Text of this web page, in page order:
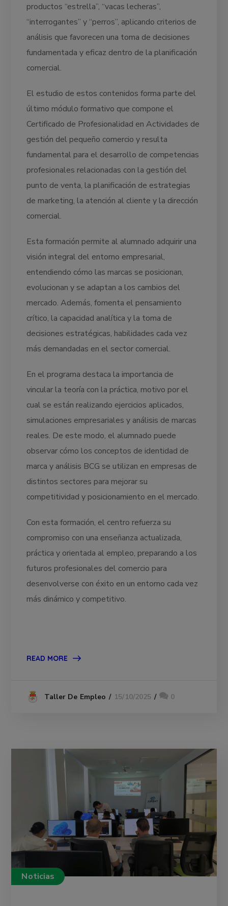
productos “estrella”, “vacas lecheras”,
“interrogantes” y “perros”, aplicando criterios de
análisis que favorecen una toma de decisiones
fundamentada y eficaz dentro de la planificación
comercial.
El estudio de estos contenidos forma parte del
último módulo formativo que compone el
Certificado de Profesionalidad en Actividades de
gestión del pequeño comercio y resulta
fundamental para el desarrollo de competencias
profesionales relacionadas con la gestión del
punto de venta, la planificación de estrategias
de marketing, la atención al cliente y la dirección
comercial.
Esta formación permite al alumnado adquirir una
visión integral del entorno empresarial,
entendiendo cómo las marcas se posicionan,
evolucionan y se adaptan a los cambios del
mercado. Además, fomenta el pensamiento
crítico, la capacidad analítica y la toma de
decisiones estratégicas, habilidades cada vez
más demandadas en el sector comercial.
En el programa destaca la importancia de
vincular la teoría con la práctica, motivo por el
cual se están realizando ejercicios aplicados,
simulaciones empresariales y análisis de marcas
reales. De este modo, el alumnado puede
observar cómo los conceptos de identidad de
marca y análisis BCG se utilizan en empresas de
distintos sectores para mejorar su
competitividad y posicionamiento en el mercado.
Con esta formación, el centro refuerza su
compromiso con una enseñanza actualizada,
práctica y orientada al empleo, preparando a los
futuros profesionales del comercio para
desenvolverse con éxito en un entorno cada vez
más dinámico y competitivo.
READ MORE
Taller De Empleo 15/10/2025 0
Noticias